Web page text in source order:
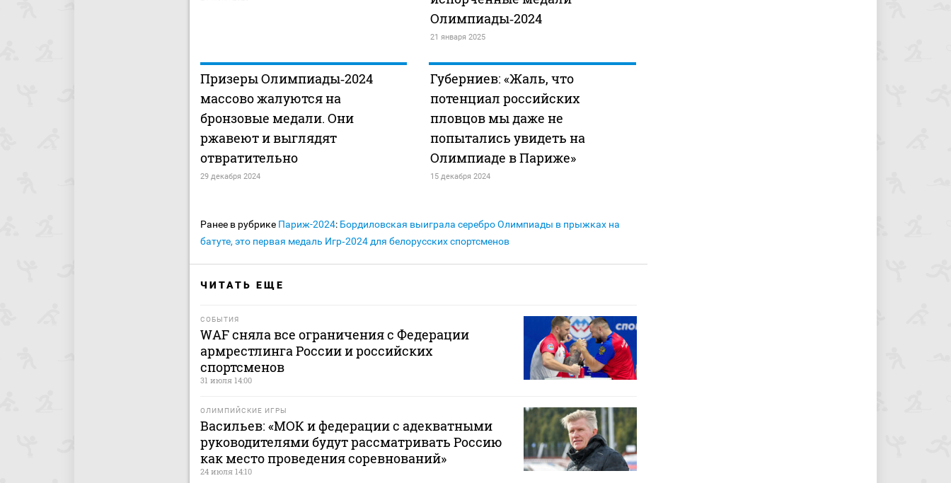
Олимпиады‑2024
21 января 2025
Призеры Олимпиады‑2024
массово жалуются на
бронзовые медали. Они
ржавеют и выглядят
отвратительно
29 декабря 2024
Губерниев: «Жаль, что
потенциал российских
пловцов мы даже не
попытались увидеть на
Олимпиаде в Париже»
15 декабря 2024
Ранее в рубрике Париж-2024: Бордиловская выиграла серебро Олимпиады в прыжках на
батуте, это первая медаль Игр‑2024 для белорусских спортсменов
ЧИТАТЬ ЕЩЕ
СОБЫТИЯ
WAF сняла все ограничения с Федерации
армрестлинга России и российских
спортсменов
31 июля 14:00
ОЛИМПИЙСКИЕ ИГРЫ
Васильев: «МОК и федерации с адекватными
руководителями будут рассматривать Россию
как место проведения соревнований»
24 июля 14:10